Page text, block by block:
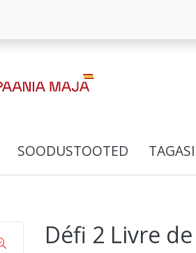
SOODUSTOOTED
Défi 2 Livre